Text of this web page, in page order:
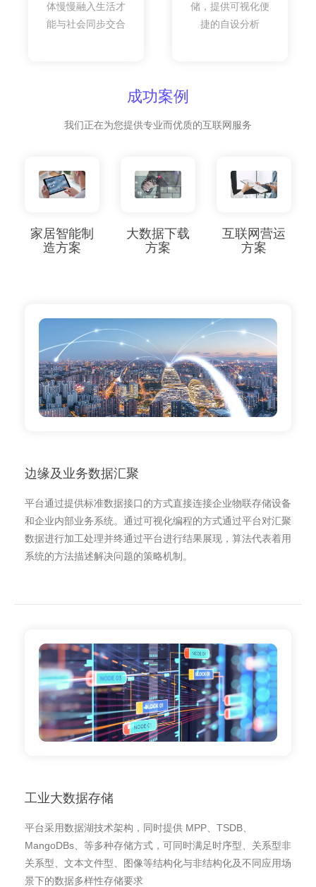
体慢慢融入生活才
能与社会同步交合
储，提供可视化便
捷的自设分析
成功案例
我们正在为您提供专业而优质的互联网服务
家居智能制
造方案
大数据下载
方案
互联网营运
方案
边缘及业务数据汇聚
平台通过提供标准数据接口的方式直接连接企业物联存储设备
和企业内部业务系统。通过可视化编程的方式通过平台对汇聚
数据进行加工处理并终通过平台进行结果展现，算法代表着用
系统的方法描述解决问题的策略机制。
工业大数据存储
平台采用数据湖技术架构，同时提供 MPP、TSDB、
MangoDBs、等多种存储方式，可同时满足时序型、关系型非
关系型、文本文件型、图像等结构化与非结构化及不同应用场
景下的数据多样性存储要求